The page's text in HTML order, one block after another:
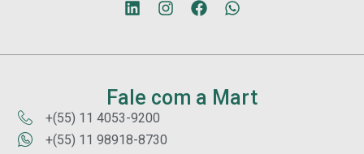
Fale com a Mart
+(55) 11 4053-9200
+(55) 11 98918-8730